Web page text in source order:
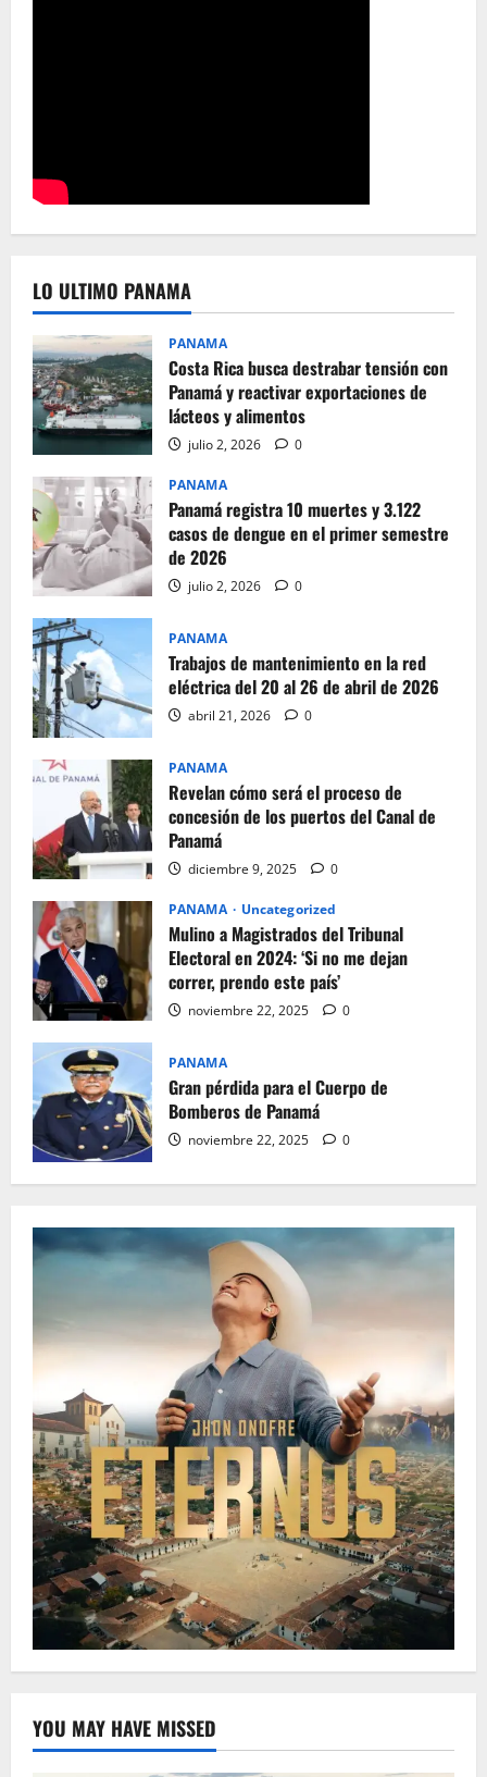
LO ULTIMO PANAMA
PANAMA
Costa Rica busca destrabar tensión con
Panamá y reactivar exportaciones de
lácteos y alimentos
julio 2, 2026 0
PANAMA
Panamá registra 10 muertes y 3.122
casos de dengue en el primer semestre
de 2026
julio 2, 2026 0
PANAMA
Trabajos de mantenimiento en la red
eléctrica del 20 al 26 de abril de 2026
abril 21, 2026 0
PANAMA
Revelan cómo será el proceso de
concesión de los puertos del Canal de
Panamá
diciembre 9, 2025 0
PANAMA Uncategorized
Mulino a Magistrados del Tribunal
Electoral en 2024: ‘Si no me dejan
correr, prendo este país’
noviembre 22, 2025 0
PANAMA
Gran pérdida para el Cuerpo de
Bomberos de Panamá
noviembre 22, 2025 0
YOU MAY HAVE MISSED